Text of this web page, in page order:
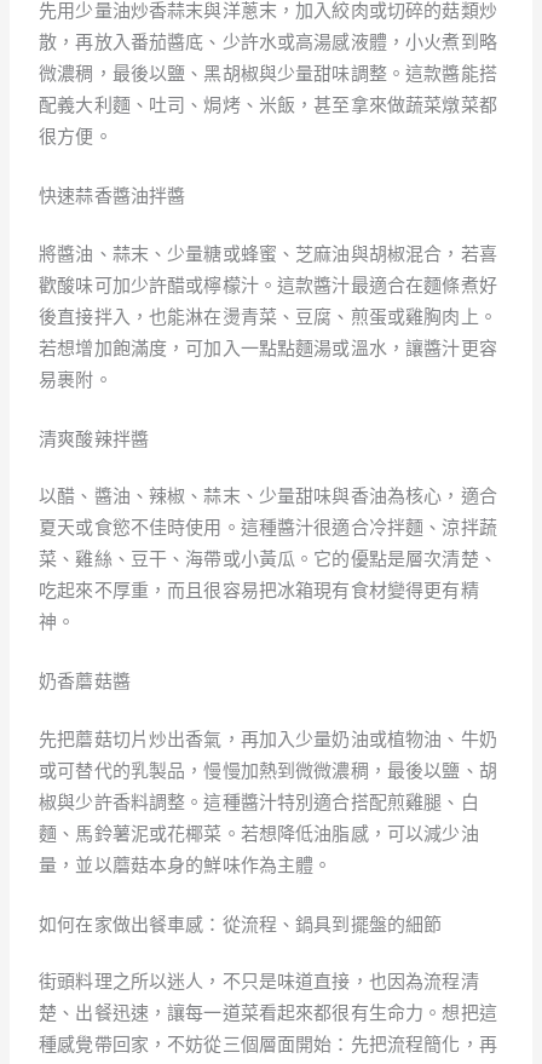
先用少量油炒香蒜末與洋蔥末，加入絞肉或切碎的菇類炒
散，再放入番茄醬底、少許水或高湯感液體，小火煮到略
微濃稠，最後以鹽、黑胡椒與少量甜味調整。這款醬能搭
配義大利麵、吐司、焗烤、米飯，甚至拿來做蔬菜燉菜都
很方便。
快速蒜香醬油拌醬
將醬油、蒜末、少量糖或蜂蜜、芝麻油與胡椒混合，若喜
歡酸味可加少許醋或檸檬汁。這款醬汁最適合在麵條煮好
後直接拌入，也能淋在燙青菜、豆腐、煎蛋或雞胸肉上。
若想增加飽滿度，可加入一點點麵湯或溫水，讓醬汁更容
易裹附。
清爽酸辣拌醬
以醋、醬油、辣椒、蒜末、少量甜味與香油為核心，適合
夏天或食慾不佳時使用。這種醬汁很適合冷拌麵、涼拌蔬
菜、雞絲、豆干、海帶或小黃瓜。它的優點是層次清楚、
吃起來不厚重，而且很容易把冰箱現有食材變得更有精
神。
奶香蘑菇醬
先把蘑菇切片炒出香氣，再加入少量奶油或植物油、牛奶
或可替代的乳製品，慢慢加熱到微微濃稠，最後以鹽、胡
椒與少許香料調整。這種醬汁特別適合搭配煎雞腿、白
麵、馬鈴薯泥或花椰菜。若想降低油脂感，可以減少油
量，並以蘑菇本身的鮮味作為主體。
如何在家做出餐車感：從流程、鍋具到擺盤的細節
街頭料理之所以迷人，不只是味道直接，也因為流程清
楚、出餐迅速，讓每一道菜看起來都很有生命力。想把這
種感覺帶回家，不妨從三個層面開始：先把流程簡化，再